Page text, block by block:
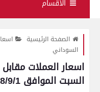
الأقسام
الصفحة الرئيسية
السوداني
اسعار العملات
السبت الموافق 2018/9/1